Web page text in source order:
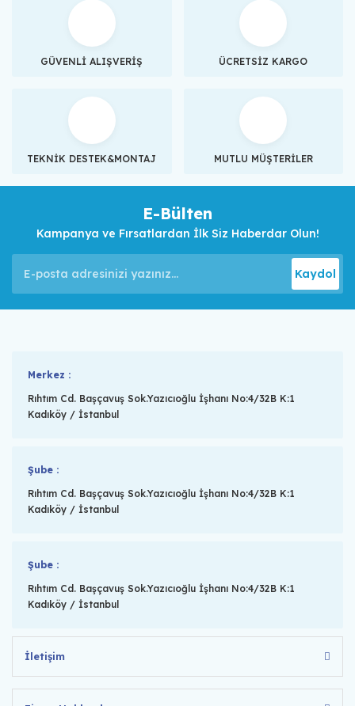
GÜVENLİ ALIŞVERİŞ ÜCRETSİZ KARGO
TEKNİK DESTEK&MONTAJ MUTLU MÜŞTERİLER
E-Bülten
Kampanya ve Fırsatlardan İlk Siz Haberdar Olun!
Kaydol
Merkez :
Rıhtım Cd. Başçavuş Sok.Yazıcıoğlu İşhanı No:4/32B K:1
Kadıköy / İstanbul
Şube :
Rıhtım Cd. Başçavuş Sok.Yazıcıoğlu İşhanı No:4/32B K:1
Kadıköy / İstanbul
Şube :
Rıhtım Cd. Başçavuş Sok.Yazıcıoğlu İşhanı No:4/32B K:1
Kadıköy / İstanbul
İletişim